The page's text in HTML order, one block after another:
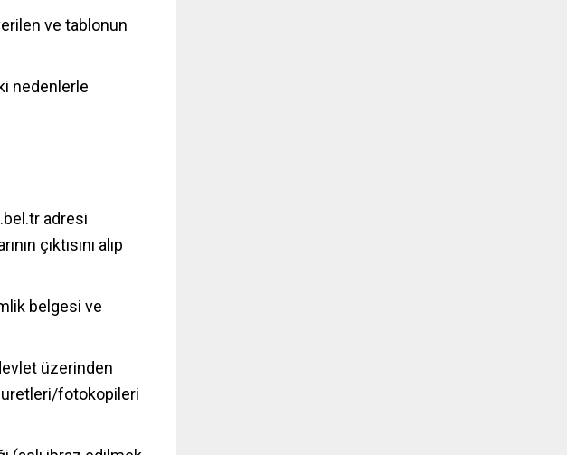
ve tablonun
nedenlerle
adresi
çıktısını alıp
belgesi ve
üzerinden
fotokopileri